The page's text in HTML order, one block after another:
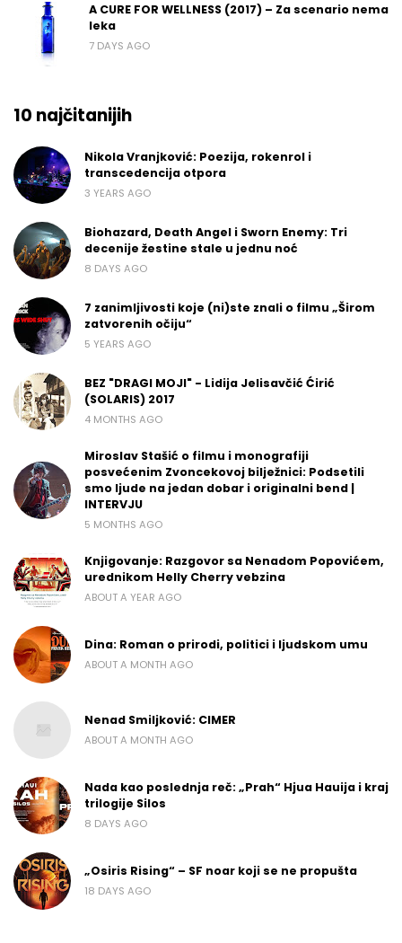
A CURE FOR WELLNESS (2017) – Za scenario nema
leka
7 DAYS AGO
10 najčitanijih
Nikola Vranjković: Poezija, rokenrol i
transcedencija otpora
3 YEARS AGO
Biohazard, Death Angel i Sworn Enemy: Tri
decenije žestine stale u jednu noć
8 DAYS AGO
7 zanimljivosti koje (ni)ste znali o filmu „Širom
zatvorenih očiju“
5 YEARS AGO
BEZ "DRAGI MOJI" - Lidija Jelisavčić Ćirić
(SOLARIS) 2017
4 MONTHS AGO
Miroslav Stašić o filmu i monografiji
posvećenim Zvoncekovoj bilježnici: Podsetili
smo ljude na jedan dobar i originalni bend |
INTERVJU
5 MONTHS AGO
Knjigovanje: Razgovor sa Nenadom Popovićem,
urednikom Helly Cherry vebzina
ABOUT A YEAR AGO
Dina: Roman o prirodi, politici i ljudskom umu
ABOUT A MONTH AGO
Nenad Smiljković: CIMER
ABOUT A MONTH AGO
Nada kao poslednja reč: „Prah“ Hjua Hauija i kraj
trilogije Silos
8 DAYS AGO
„Osiris Rising“ – SF noar koji se ne propušta
18 DAYS AGO